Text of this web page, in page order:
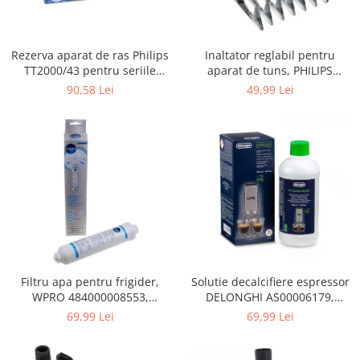
Gaming, Carti & Birotica
Console, Jocuri & Accesorii
Ingrijire personala & Cosmetice
Accesorii aparate hair styling
Aparate & Accesorii ingrijire
personala
Aparate cosmetice
Articole Sanatate si Wellness
Consumabile sanitare
Cosmetice si produse ingrijire
personala
Igiena dentara
Jucarii, Copii & Bebe
Camera copilului
Hrana bebelusi
Rezerva aparat de ras Philips
TT2000/43 pentru seriile
Bodygroom 3000/5000/7000 si
90,58 Lei
Inaltator reglabil pentru
aparat de tuns, PHILIPS
422203633281, 3-15 mm,
49,99 Lei
Filtru apa pentru frigider,
WPRO 484000008553,
compatibil cu Samsung, AEG,
69,99 Lei
Solutie decalcifiere espressor
DELONGHI AS00006179,
DLSC500, 500 ml
69,99 Lei